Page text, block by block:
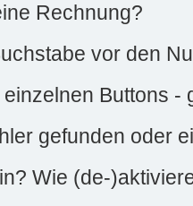
Rechnung?
vor den
Buttons -
gefunden oder
Wie (de-